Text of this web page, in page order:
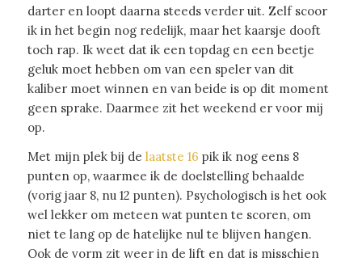
darter en loopt daarna steeds verder uit. Zelf scoor
ik in het begin nog redelijk, maar het kaarsje dooft
toch rap. Ik weet dat ik een topdag en een beetje
geluk moet hebben om van een speler van dit
kaliber moet winnen en van beide is op dit moment
geen sprake. Daarmee zit het weekend er voor mij
op.
Met mijn plek bij de laatste 16 pik ik nog eens 8
punten op, waarmee ik de doelstelling behaalde
(vorig jaar 8, nu 12 punten). Psychologisch is het ook
wel lekker om meteen wat punten te scoren, om
niet te lang op de hatelijke nul te blijven hangen.
Ook de vorm zit weer in de lift en dat is misschien